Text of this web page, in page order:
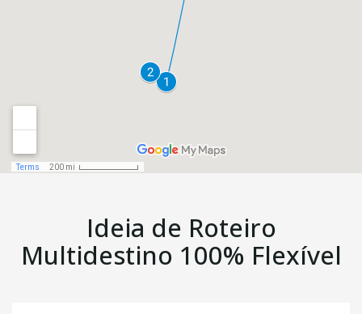
Ideia de Roteiro
Multidestino 100% Flexível